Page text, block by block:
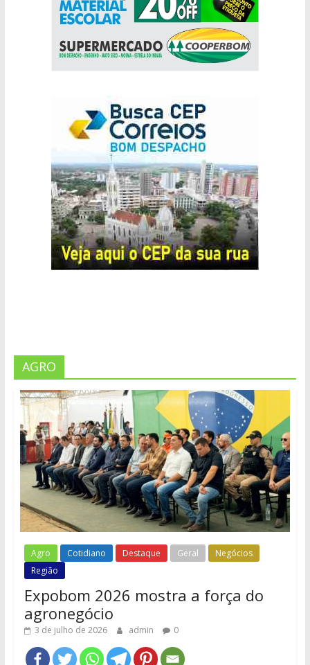
AGRO
Agro Cotidiano Destaque Geral
Negócios
Região
Expobom 2026 mostra a força do
agronegócio
3 de julho de 2026 admin 0